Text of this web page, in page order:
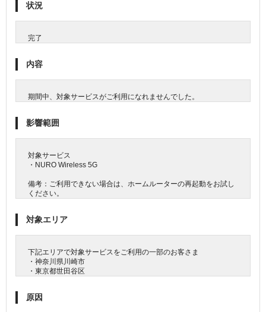
状況
完了
内容
期間中、対象サービスがご利用になれませんでした。
影響範囲
対象サービス
・NURO Wireless 5G
備考：ご利用できない場合は、ホームルーターの再起動をお試し
ください。
対象エリア
下記エリアで対象サービスをご利用の一部のお客さま
・神奈川県川崎市
・東京都世田谷区
原因